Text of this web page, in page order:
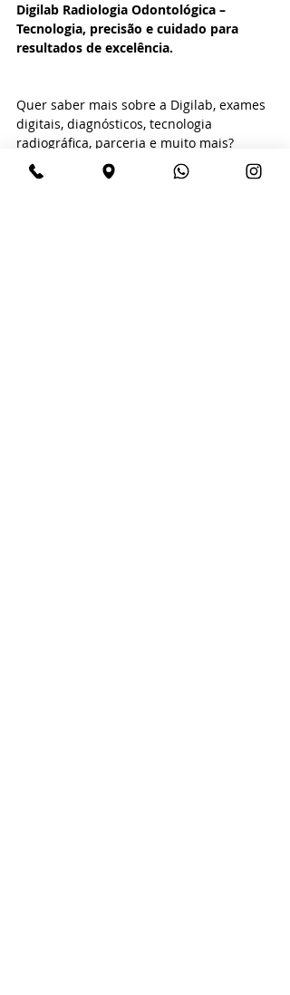
Digilab Radiologia Odontológica –
Tecnologia, precisão e cuidado para
resultados de excelência.
Quer saber mais sobre a Digilab, exames
digitais, diagnósticos, tecnologia
radiográfica, parceria e muito mais?
Clique nos botões abaixo para entrar em
contato conosco.